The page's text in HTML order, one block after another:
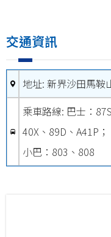
交通資訊
地址: 新界沙田馬鞍
乘車路線: 巴士：
40X、89D、A41P；
小巴：803、808